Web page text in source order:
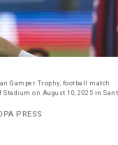
Gamper Trophy, football match
Stadium on August 10, 2025 in Sant
PRESS